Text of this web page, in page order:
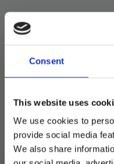
Consent
This website uses
We use cookies to
provide social media
We also share
Velg ønsket
Fyll inn alle
ett navn per linje.
antall bordkort
Ett navn teller